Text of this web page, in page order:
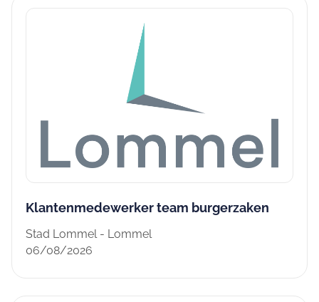
Klantenmedewerker team burgerzaken
Stad Lommel - Lommel
06/08/2026